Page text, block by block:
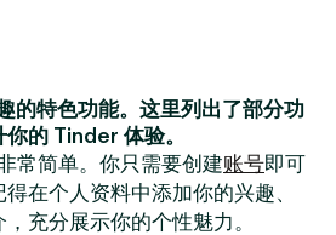
的特色功能。这里列出了部分功
的 Tinder 体验。
常简单。你只需要创建账号即可
在个人资料中添加你的兴趣、
充分展示你的个性魅力。